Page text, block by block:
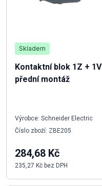
Skladem
Kontaktní blok 1Z + 1V
přední montáž
Výrobce: Schneider Electric
Číslo zboží: ZBE205
284,68 Kč
235,27 Kč bez DPH